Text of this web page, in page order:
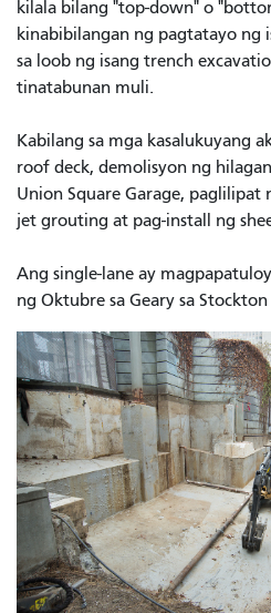
kilala bilang "top-down" o
kinabibilangan ng pagtatayo ng
sa loob ng isang trench
tinatabunan muli.
Kabilang sa mga kasalukuyang
roof deck, demolisyon ng
Union Square Garage,
jet grouting at pag-install ng
Ang single-lane ay
ng Oktubre sa Geary sa